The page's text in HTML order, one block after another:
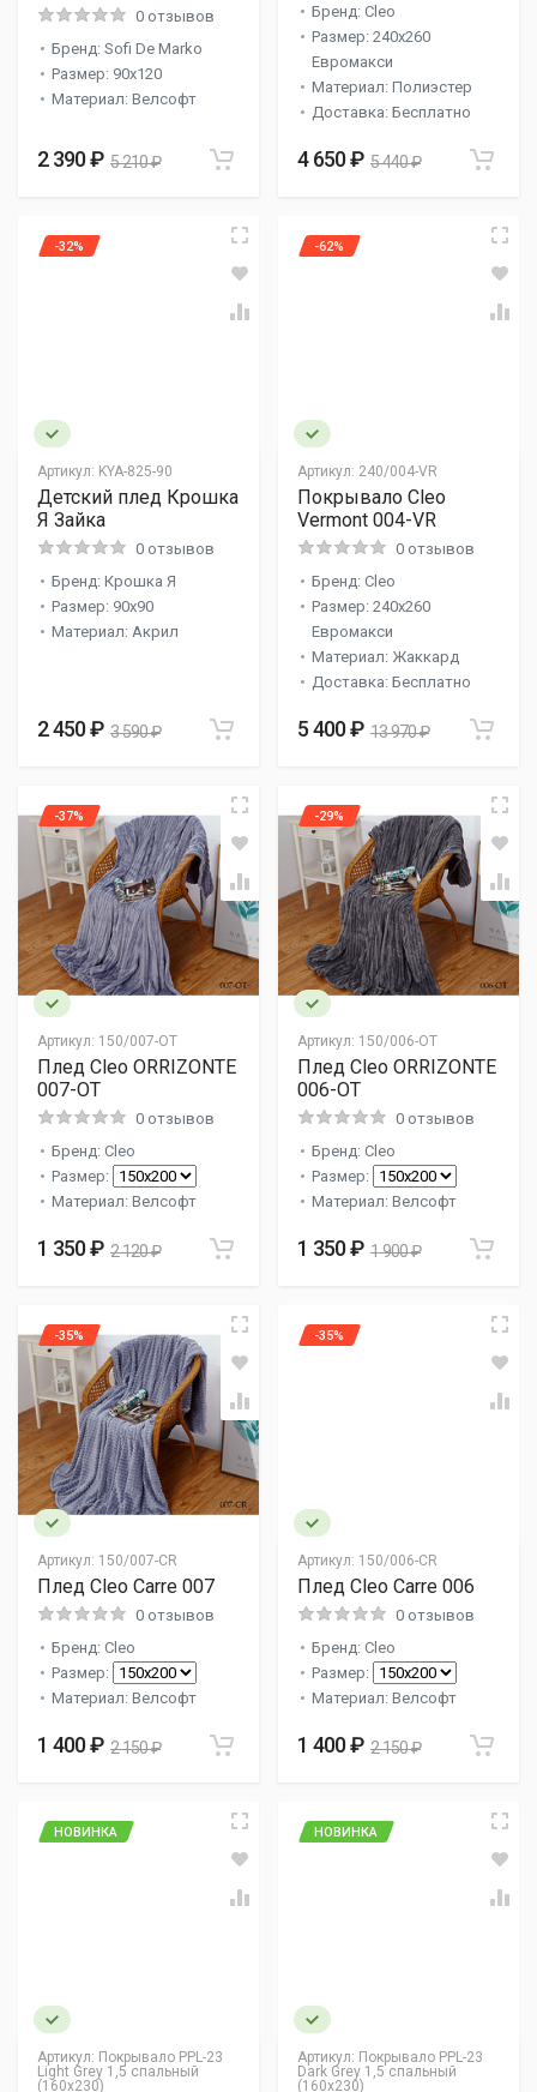
0 отзывов
Бренд: Sofi De Marko
Размер: 90х120
Материал: Велсофт
2 390 ₽ 5 210 ₽
Бренд: Cleo
Размер: 240x260
Евромакси
Материал: Полиэстер
Доставка: Бесплатно
4 650 ₽ 5 440 ₽
Артикул: KYA-825-90
-32%
Детский плед Крошка
Я Зайка
0 отзывов
Бренд: Крошка Я
Размер: 90x90
Материал: Акрил
2 450 ₽ 3 590 ₽
Артикул: 240/004-VR
-62%
Покрывало Cleo
Vermont 004-VR
0 отзывов
Бренд: Cleo
Размер: 240x260
Евромакси
Материал: Жаккард
Доставка: Бесплатно
5 400 ₽ 13 970 ₽
Артикул: 150/007-OT
-37%
Плед Cleo ORRIZONTE
007-OT
0 отзывов
Бренд: Cleo
Размер:
Материал: Велсофт
1 350 ₽ 2 120 ₽
Артикул: 150/006-OT
-29%
Плед Cleo ORRIZONTE
006-OT
0 отзывов
Бренд: Cleo
Размер:
Материал: Велсофт
1 350 ₽ 1 900 ₽
Артикул: 150/007-CR
-35%
Плед Cleo Carre 007
0 отзывов
Бренд: Cleo
Размер:
Материал: Велсофт
1 400 ₽ 2 150 ₽
Артикул: 150/006-CR
-35%
Плед Cleo Carre 006
0 отзывов
Бренд: Cleo
Размер:
Материал: Велсофт
1 400 ₽ 2 150 ₽
Артикул: Покрывало PPL-23
Light Grey 1,5 спальный
(160x230)
НОВИНКА
Артикул: Покрывало PPL-23
Dark Grey 1,5 спальный
(160x230)
НОВИНКА